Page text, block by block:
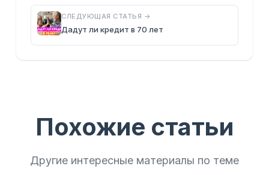
СЛЕДУЮЩАЯ СТАТЬЯ →
Дадут ли кредит в 70 лет
Похожие статьи
Другие интересные материалы по теме